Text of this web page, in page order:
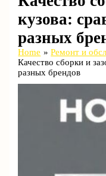
кузова:
разных
Home
Ремонт и
Качество сборки и
разных брендов